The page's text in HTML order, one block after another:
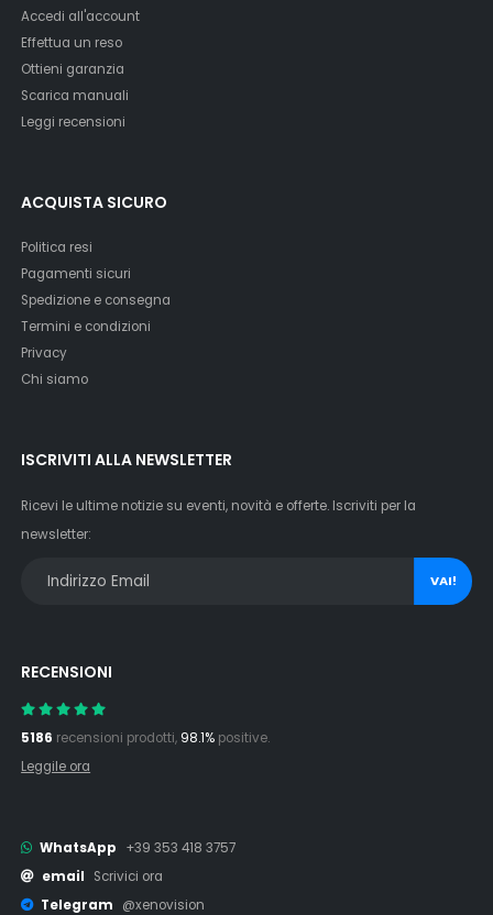
Accedi all'account
Effettua un reso
Ottieni garanzia
Scarica manuali
Leggi recensioni
ACQUISTA SICURO
Politica resi
Pagamenti sicuri
Spedizione e consegna
Termini e condizioni
Privacy
Chi siamo
ISCRIVITI ALLA NEWSLETTER
Ricevi le ultime notizie su eventi, novità e offerte. Iscriviti per la
newsletter:
VAI!
RECENSIONI
5186 recensioni prodotti, 98.1% positive.
Leggile ora
WhatsApp
+39 353 418 3757
email
Scrivici ora
Telegram
@xenovision